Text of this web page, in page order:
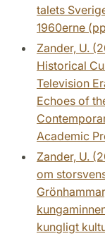
talets
1960erne
Zander, U.
Historical
Television
Echoes of
Academic
Zander, U.
om
kungligt